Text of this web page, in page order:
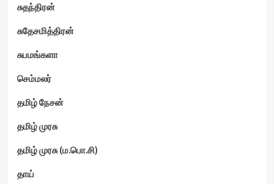
சுதந்திரன்
சுதேசமித்திரன்
சுபமங்களா
செம்மலர்
தமிழ் நேசன்
தமிழ் முரசு
தமிழ் முரசு (ம.பொ.சி)
தாய்